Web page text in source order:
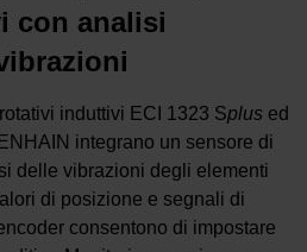
con analisi
induttivi ECI 1323 Splus ed
integrano un sensore di
delle vibrazioni degli elementi
di posizione e segnali di
consentono di impostare